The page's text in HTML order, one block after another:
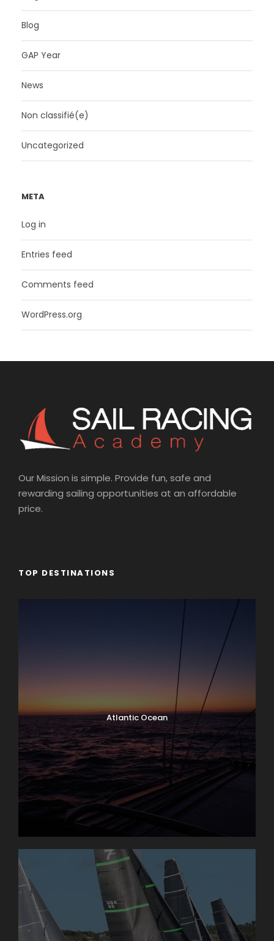
Blog
GAP Year
News
Non classifié(e)
Uncategorized
META
Log in
Entries feed
Comments feed
WordPress.org
Our Mission is simple. Provide fun, safe and
rewarding sailing opportunities at an affordable
price.
TOP DESTINATIONS
Atlantic Ocean